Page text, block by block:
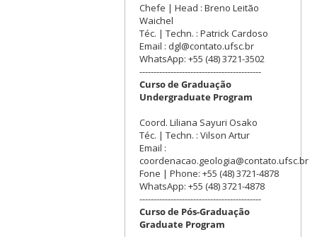
Chefe | Head : Breno Leitão
Waichel
Téc. | Techn. : Patrick Cardoso
Email : dgl@contato.ufsc.br
WhatsApp: +55 (48) 3721-3502
-------------------------------------------
Curso de Graduação
Undergraduate Program
Coord. Liliana Sayuri Osako
Téc. | Techn. : Vilson Artur
Email :
coordenacao.geologia@contato.ufsc.br
Fone | Phone: +55 (48) 3721-4878
WhatsApp: +55 (48) 3721-4878
-------------------------------------------
Curso de Pós-Graduação
Graduate Program